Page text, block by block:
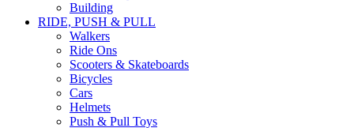
Building
RIDE, PUSH & PULL
Walkers
Ride Ons
Scooters & Skateboards
Bicycles
Cars
Helmets
Push & Pull Toys